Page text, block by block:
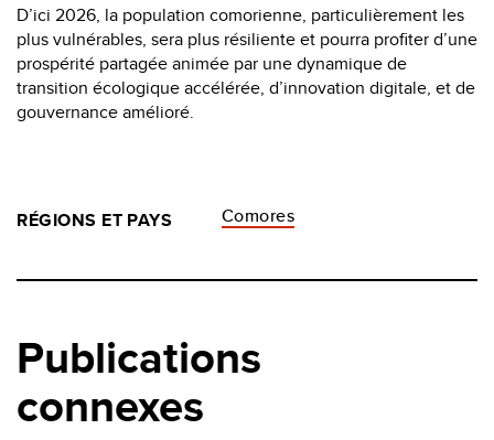
D’ici 2026, la population comorienne, particulièrement les
plus vulnérables, sera plus résiliente et pourra profiter d’une
prospérité partagée animée par une dynamique de
transition écologique accélérée, d’innovation digitale, et de
gouvernance amélioré.
RÉGIONS ET PAYS Comores
Publications
connexes